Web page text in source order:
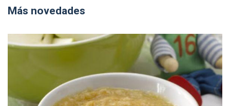
Más novedades